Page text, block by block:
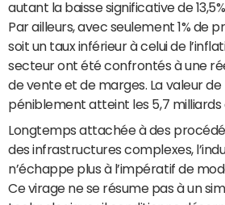
autant la baisse significative de
Par ailleurs, avec seulement 1% de
soit un taux inférieur à celui de
secteur ont été confrontés à une
de vente et de marges. La valeur
péniblement atteint les 5,7 milliards
Longtemps attachée à des
des infrastructures complexes,
n’échappe plus à l’impératif de
Ce virage ne se résume pas à un